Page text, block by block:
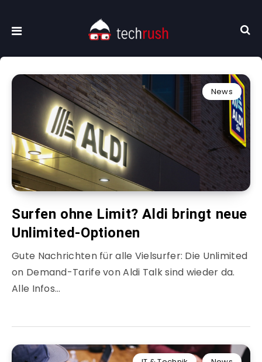
News
Surfen ohne Limit? Aldi bringt neue
Unlimited-Optionen
Gute Nachrichten für alle Vielsurfer: Die Unlimited
on Demand-Tarife von Aldi Talk sind wieder da.
Alle Infos…